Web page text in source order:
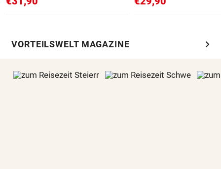
VORTEILSWELT MAGAZINE chevron_right